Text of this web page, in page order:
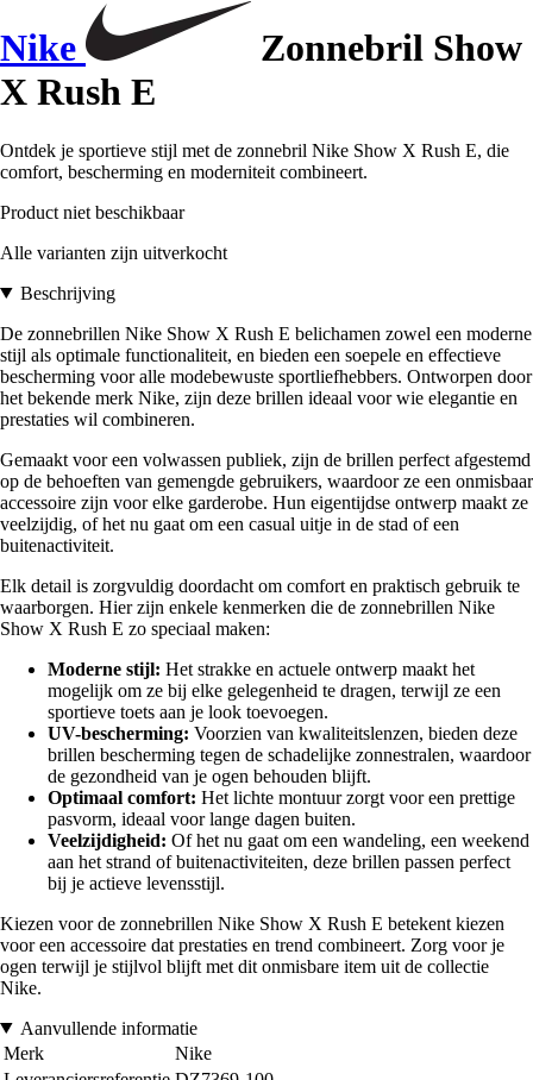
Nike
Zonnebril Show
X Rush E
Ontdek je sportieve stijl met de zonnebril Nike Show X Rush E, die
comfort, bescherming en moderniteit combineert.
Product niet beschikbaar
Alle varianten zijn uitverkocht
Beschrijving
De zonnebrillen Nike Show X Rush E belichamen zowel een moderne
stijl als optimale functionaliteit, en bieden een soepele en effectieve
bescherming voor alle modebewuste sportliefhebbers. Ontworpen door
het bekende merk Nike, zijn deze brillen ideaal voor wie elegantie en
prestaties wil combineren.
Gemaakt voor een volwassen publiek, zijn de brillen perfect afgestemd
op de behoeften van gemengde gebruikers, waardoor ze een onmisbaar
accessoire zijn voor elke garderobe. Hun eigentijdse ontwerp maakt ze
veelzijdig, of het nu gaat om een casual uitje in de stad of een
buitenactiviteit.
Elk detail is zorgvuldig doordacht om comfort en praktisch gebruik te
waarborgen. Hier zijn enkele kenmerken die de zonnebrillen Nike
Show X Rush E zo speciaal maken:
Moderne stijl: Het strakke en actuele ontwerp maakt het
mogelijk om ze bij elke gelegenheid te dragen, terwijl ze een
sportieve toets aan je look toevoegen.
UV-bescherming: Voorzien van kwaliteitslenzen, bieden deze
brillen bescherming tegen de schadelijke zonnestralen, waardoor
de gezondheid van je ogen behouden blijft.
Optimaal comfort: Het lichte montuur zorgt voor een prettige
pasvorm, ideaal voor lange dagen buiten.
Veelzijdigheid: Of het nu gaat om een wandeling, een weekend
aan het strand of buitenactiviteiten, deze brillen passen perfect
bij je actieve levensstijl.
Kiezen voor de zonnebrillen Nike Show X Rush E betekent kiezen
voor een accessoire dat prestaties en trend combineert. Zorg voor je
ogen terwijl je stijlvol blijft met dit onmisbare item uit de collectie
Nike.
Aanvullende informatie
Merk
Nike